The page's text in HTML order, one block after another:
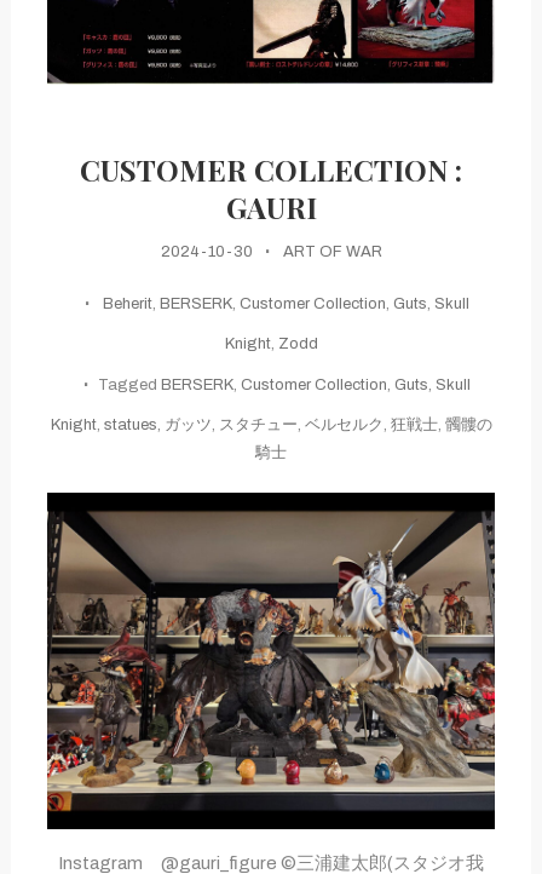
CUSTOMER COLLECTION :
GAURI
2024-10-30 ART OF WAR
Beherit, BERSERK, Customer Collection, Guts, Skull
Knight, Zodd
Tagged BERSERK, Customer Collection, Guts, Skull
Knight, statues, ガッツ, スタチュー, ベルセルク , 狂戦士, 髑髏の
騎士
Instagram @gauri_figure ©三浦建太郎(スタジオ我